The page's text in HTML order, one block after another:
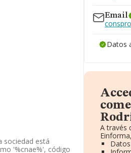
sociedad está
'%cnae%', código
Email
Datos
A través